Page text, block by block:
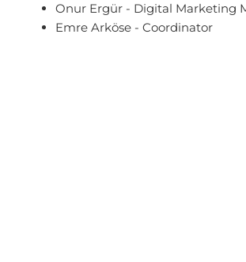
Onur Ergür - Digital Marketing
Emre Arköse - Coordinator